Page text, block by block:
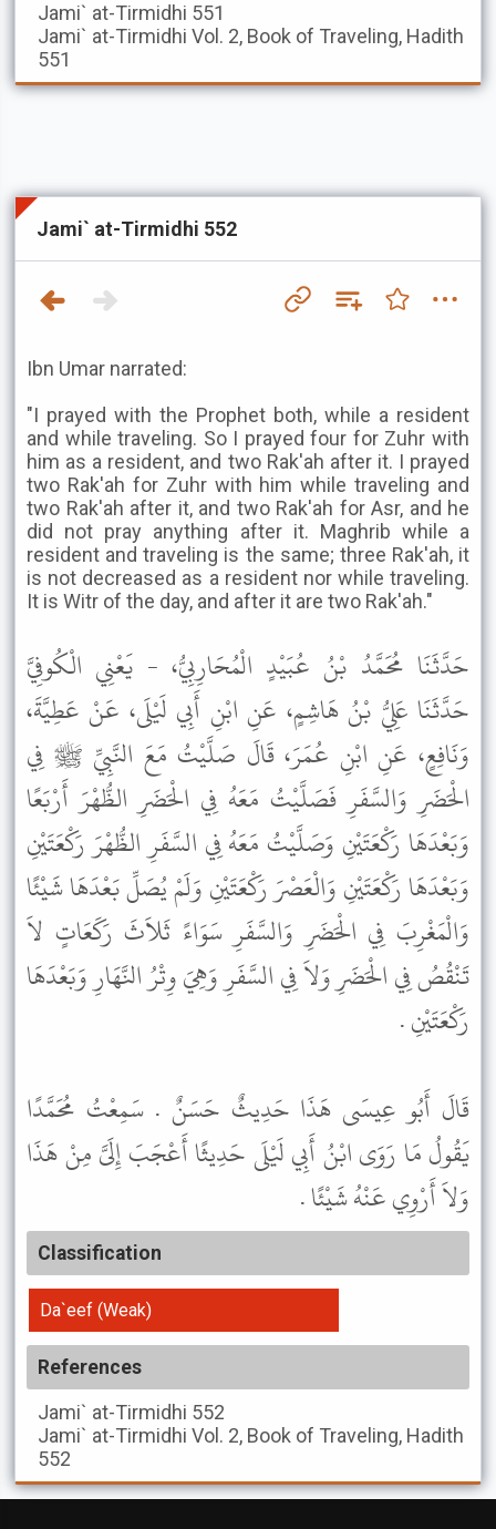
Jami` at-Tirmidhi 551
Jami` at-Tirmidhi Vol. 2, Book of Traveling, Hadith
551
Jami` at-Tirmidhi 552
Ibn Umar narrated:
"I prayed with the Prophet both, while a resident
and while traveling. So I prayed four for Zuhr with
him as a resident, and two Rak'ah after it. I prayed
two Rak'ah for Zuhr with him while traveling and
two Rak'ah after it, and two Rak'ah for Asr, and he
did not pray anything after it. Maghrib while a
resident and traveling is the same; three Rak'ah, it
is not decreased as a resident nor while traveling.
It is Witr of the day, and after it are two Rak'ah."
حَدَّثَنَا مُحَمَّدُ بْنُ عُبَيْدٍ الْمُحَارِبِيُّ، - يَعْنِي الْكُوفِيَّ
حَدَّثَنَا عَلِيُّ بْنُ هَاشِمٍ، عَنِ ابْنِ أَبِي لَيْلَى، عَنْ عَطِيَّةَ،
وَنَافِعٍ، عَنِ ابْنِ عُمَرَ، قَالَ صَلَّيْتُ مَعَ النَّبِيِّ ﷺ فِي
الْحَضَرِ وَالسَّفَرِ فَصَلَّيْتُ مَعَهُ فِي الْحَضَرِ الظُّهْرَ أَرْبَعًا
وَبَعْدَهَا رَكْعَتَيْنِ وَصَلَّيْتُ مَعَهُ فِي السَّفَرِ الظُّهْرَ رَكْعَتَيْنِ
وَبَعْدَهَا رَكْعَتَيْنِ وَالْعَصْرَ رَكْعَتَيْنِ وَلَمْ يُصَلِّ بَعْدَهَا شَيْئًا
وَالْمَغْرِبَ فِي الْحَضَرِ وَالسَّفَرِ سَوَاءً ثَلاَثَ رَكَعَاتٍ لاَ
تَنْقُصُ فِي الْحَضَرِ وَلاَ فِي السَّفَرِ وَهِيَ وِتْرُ النَّهَارِ وَبَعْدَهَا
رَكْعَتَيْنِ .
قَالَ أَبُو عِيسَى هَذَا حَدِيثٌ حَسَنٌ . سَمِعْتُ مُحَمَّدًا
يَقُولُ مَا رَوَى ابْنُ أَبِي لَيْلَى حَدِيثًا أَعْجَبَ إِلَىَّ مِنْ هَذَا
وَلاَ أَرْوِي عَنْهُ شَيْئًا .
Classification
Da`eef (Weak)
References
Jami` at-Tirmidhi 552
Jami` at-Tirmidhi Vol. 2, Book of Traveling, Hadith
552